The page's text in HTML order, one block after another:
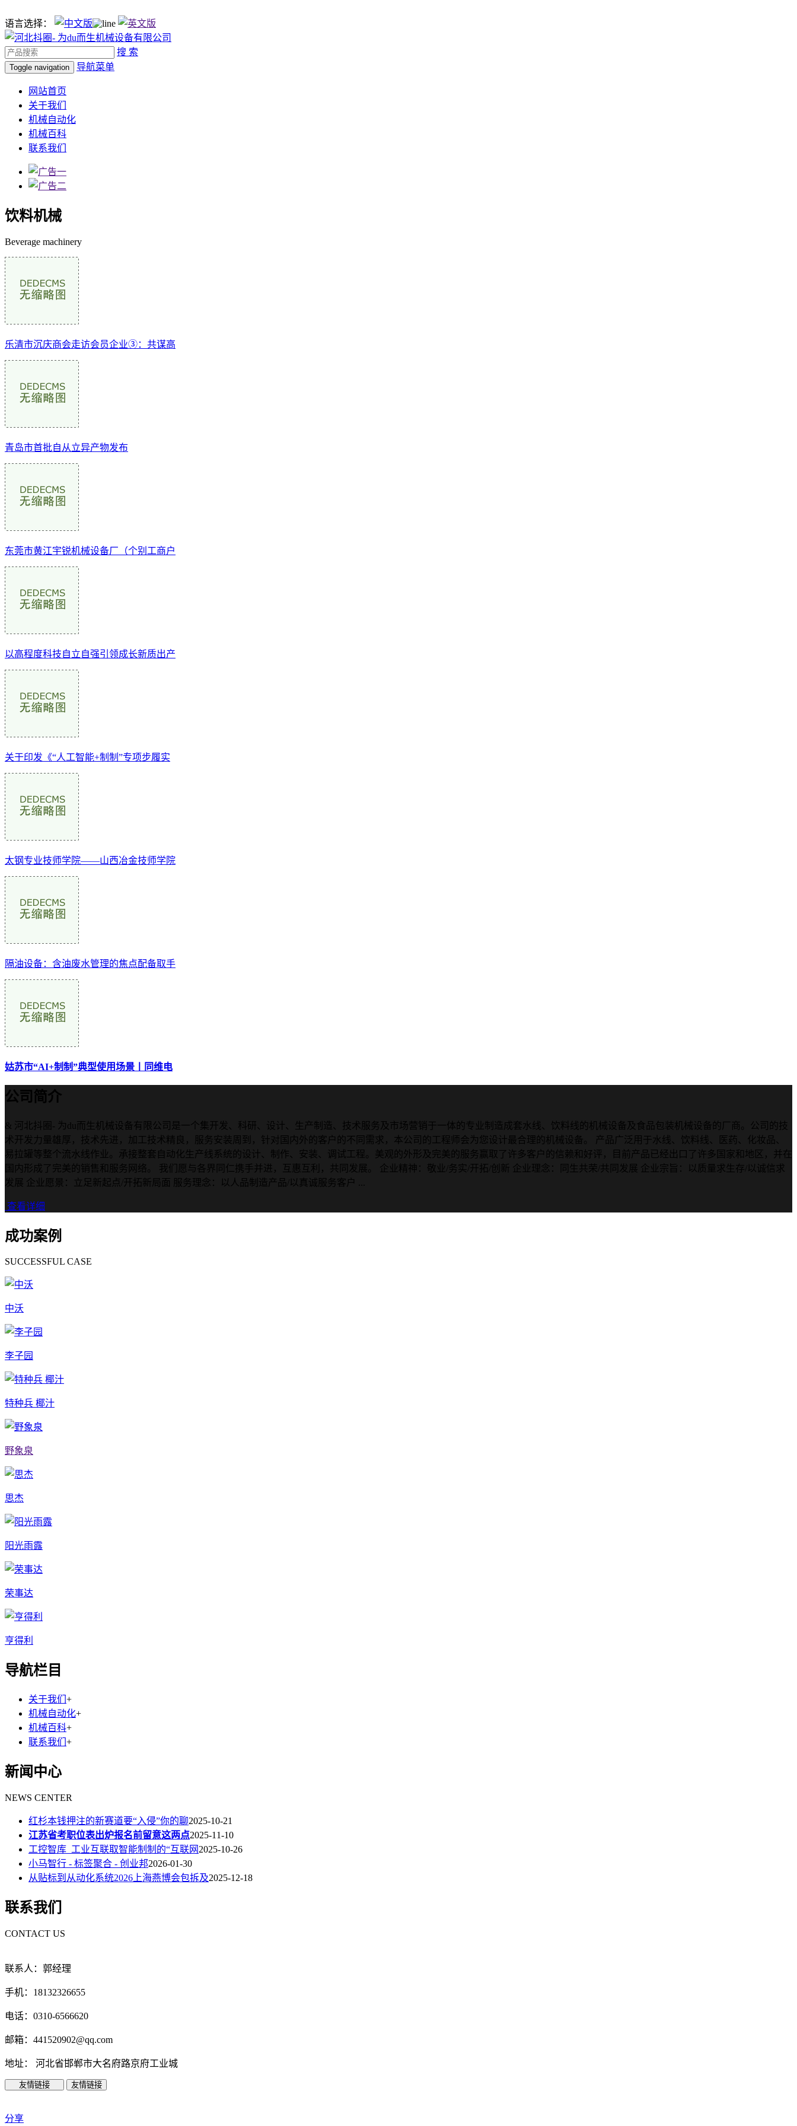
语言选择：
搜 索
Toggle navigation 导航菜单
网站首页
关于我们
机械自动化
机械百科
联系我们
饮料机械
Beverage machinery
乐清市沉庆商会走访会员企业③：共谋高
青岛市首批自从立异产物发布
东莞市黄江宇锐机械设备厂（个别工商户
以高程度科技自立自强引领成长新质出产
关于印发《“人工智能+制制”专项步履实
太钢专业技师学院——山西冶金技师学院
隔油设备：含油废水管理的焦点配备取手
姑苏市“AI+制制”典型使用场景丨同维电
公司简介
& 河北抖圈- 为du而生机械设备有限公司是一个集开发、科研、设计、生产制造、技术服务及市场营销于一体的专业制造成套水线、饮料线的机械设备及食品包装机械设备的厂商。公司的技
术开发力量雄厚，技术先进，加工技术精良，服务安装周到，针对国内外的客户的不同需求，本公司的工程师会为您设计最合理的机械设备。 产品广泛用于水线、饮料线、医药、化妆品、
易拉罐等整个流水线作业。承接整套自动化生产线系统的设计、制作、安装、调试工程。美观的外形及完美的服务赢取了许多客户的信赖和好评，目前产品已经出口了许多国家和地区，并在
国内形成了完美的销售和服务网络。 我们愿与各界同仁携手并进，互惠互利，共同发展。 企业精神：敬业/务实/开拓/创新 企业理念：同生共荣/共同发展 企业宗旨：以质量求生存/以诚信求
发展 企业愿景：立足新起点/开拓新局面 服务理念：以人品制造产品/以真诚服务客户 ...
查看详细
成功案例
SUCCESSFUL CASE
中沃
李子园
特种兵 椰汁
野象泉
思杰
阳光雨露
荣事达
亨得利
导航栏目
关于我们 +
机械自动化+
机械百科+
联系我们 +
新闻中心
NEWS CENTER
红杉本钱押注的新赛道要“入侵”你的聊2025-10-21
江苏省考职位表出炉报名前留意这两点2025-11-10
工控智库_工业互联取智能制制的“互联网 2025-10-26
小马智行 - 标签聚合 - 创业邦2026-01-30
从贴标到从动化系统2026上海燕博会包拆及2025-12-18
联系我们
CONTACT US
联系人：郭经理
手机：18132326655
电话：0310-6566620
邮箱：441520902@qq.com
地址： 河北省邯郸市大名府路京府工业城
友情链接 友情链接
分享